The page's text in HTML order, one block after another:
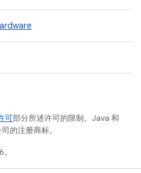
可部分所述许可的限制。Java 和
的注册商标。